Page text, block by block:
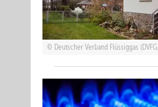
Deutscher Verband Flüssiggas